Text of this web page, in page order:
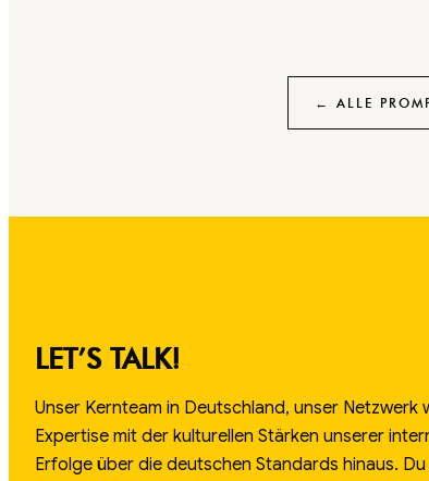
← ALLE
LET’S TALK!
Unser Kernteam in Deutschland, unser Netzwerk
Expertise mit der kulturellen Stärken unserer
Erfolge über die deutschen Standards hinaus.